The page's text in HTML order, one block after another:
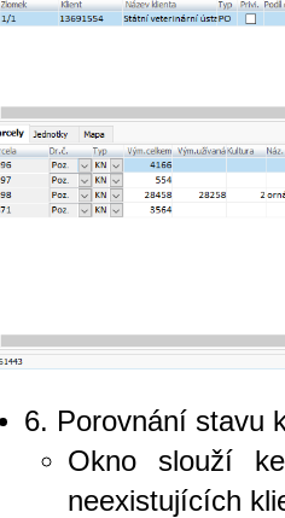
6. Porovnání stavu
Okno slouží
neexistujících